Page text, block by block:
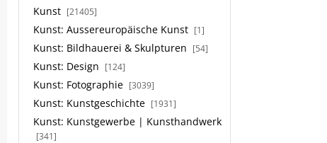
Kunst [21405]
Kunst: Aussereuropäische Kunst [1]
Kunst: Bildhauerei & Skulpturen [54]
Kunst: Design [124]
Kunst: Fotographie [3039]
Kunst: Kunstgeschichte [1931]
Kunst: Kunstgewerbe | Kunsthandwerk
[341]